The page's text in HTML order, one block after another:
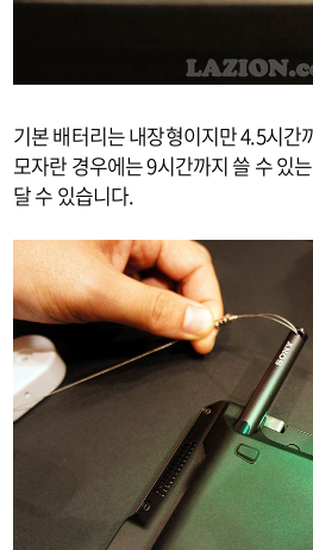
기본 배터리는 내장형이지만 4.5시간
모자란 경우에는 9시간까지 쓸 수 있
달 수 있습니다.